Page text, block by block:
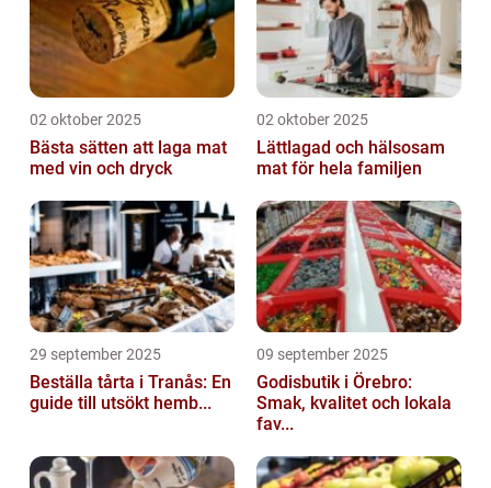
02 oktober 2025
Bästa sätten att laga mat
med vin och dryck
02 oktober 2025
Lättlagad och hälsosam
mat för hela familjen
29 september 2025
Beställa tårta i Tranås: En
guide till utsökt hemb...
09 september 2025
Godisbutik i Örebro:
Smak, kvalitet och lokala
fav...